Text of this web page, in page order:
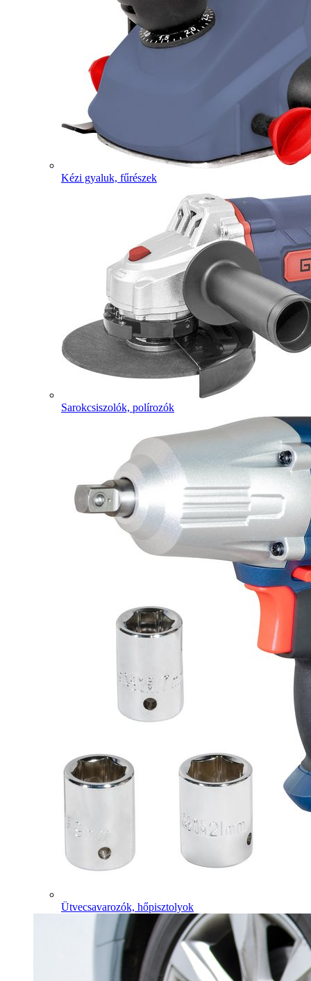
Kézi gyaluk, fűrészek
Sarokcsiszolók, polírozók
Ütvecsavarozók, hőpisztolyok